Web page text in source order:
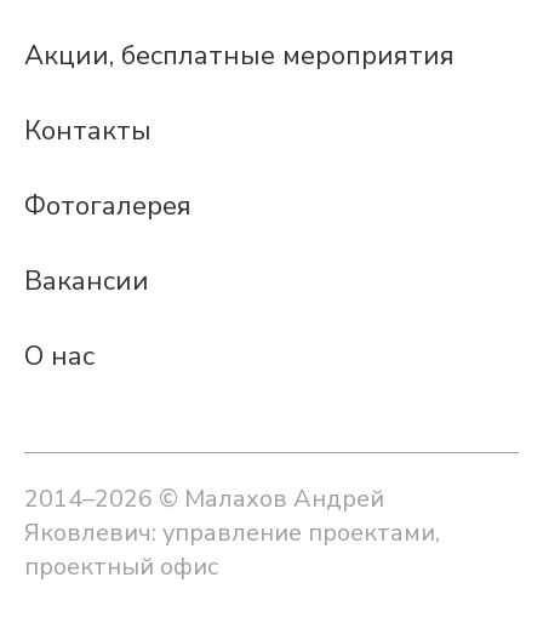
Акции, бесплатные мероприятия
Контакты
Фотогалерея
Вакансии
О нас
2014–2026 © Малахов Андрей
Яковлевич: управление проектами,
проектный офис